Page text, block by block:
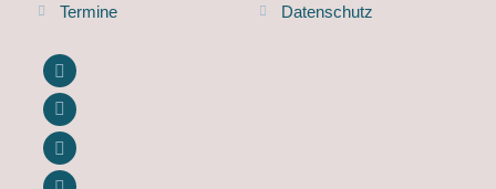
Termine
Datenschutz